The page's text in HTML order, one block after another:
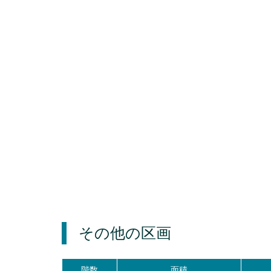
その他の区画